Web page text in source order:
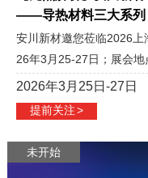
——导热材料三大系列
安川新材邀您莅临2026
26年3月25-27日；展会地
2026年3月25日-27日
提前关注 >
未开始